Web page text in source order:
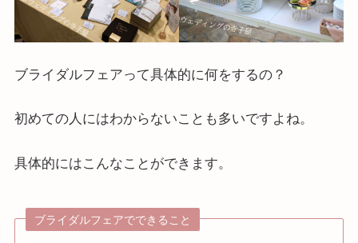
ブライダルフェアって具体的に何をするの？
初めての人にはわからないことも多いですよね。
具体的にはこんなことができます。
ブライダルフェアでできること